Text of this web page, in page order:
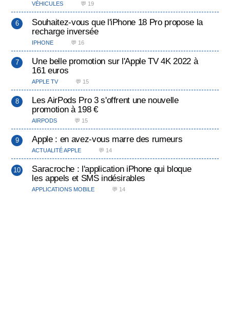
VÉHICULES 💬 19
Souhaitez-vous que l'iPhone 18 Pro propose la
recharge inversée
IPHONE 💬 16
Une belle promotion sur l'Apple TV 4K 2022 à
161 euros
APPLE TV 💬 15
Les AirPods Pro 3 s'offrent une nouvelle
promotion à 198 €
AIRPODS 💬 15
Apple : en avez-vous marre des rumeurs
ACTUALITÉ APPLE 💬 14
Saracroche : l'application iPhone qui bloque
les appels et SMS indésirables
APPLICATIONS MOBILE 💬 14